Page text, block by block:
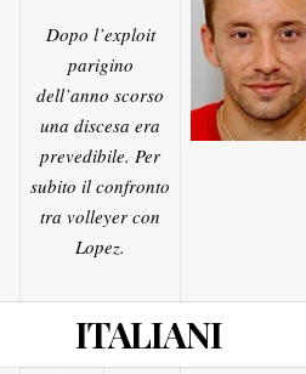
Dopo l’exploit
parigino
dell’anno scorso
una discesa era
prevedibile. Per
subito il confronto
tra volleyer con
Lopez.
ITALIANI